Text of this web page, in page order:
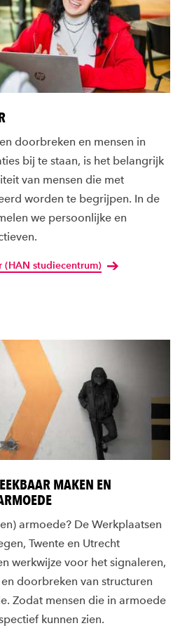
doorbreken en mensen in
bij te staan, is het belangrijk
van mensen die met
worden te begrijpen. In de
we persoonlijke en
(HAN studiecentrum)
MAKEN EN
armoede? De Werkplaatsen
Twente en Utrecht
werkwijze voor het signaleren,
doorbreken van structuren
Zodat mensen die in armoede
kunnen zien.